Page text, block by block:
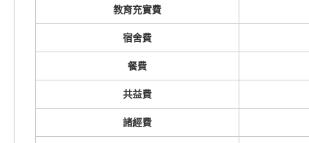
教育充實費
宿舍費
餐費
共益費
諸經費